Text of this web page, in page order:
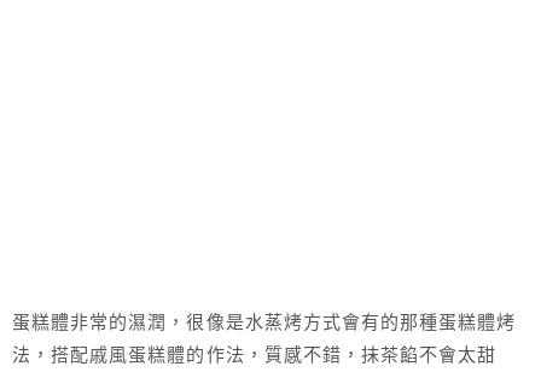
蛋糕體非常的濕潤，很像是水蒸烤方式會有的那種蛋糕體烤
法，搭配戚風蛋糕體的作法，質感不錯，抹茶餡不會太甜